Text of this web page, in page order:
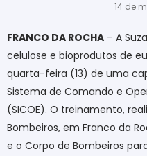
14 de
FRANCO DA ROCHA – A
celulose e bioprodutos de
quarta-feira (13) de uma
Sistema de Comando e
(SICOE). O treinamento,
Bombeiros, em Franco da
e o Corpo de Bombeiros